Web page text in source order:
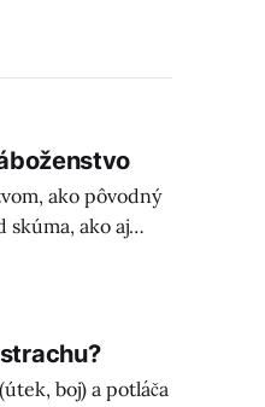
ako pôvodný
skúma, ako aj
o
boj) a potláča